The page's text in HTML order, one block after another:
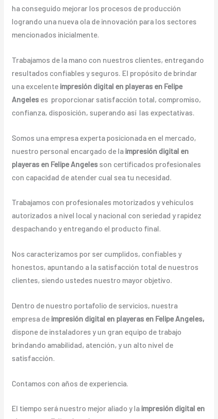
ha conseguido mejorar los procesos de producción
logrando una nueva ola de innovación para los sectores
mencionados inicialmente.
Trabajamos de la mano con nuestros clientes, entregando
resultados confiables y seguros. El propósito de brindar
una excelente impresión digital en playeras en Felipe
Angeles es proporcionar satisfacción total, compromiso,
confianza, disposición, superando así las expectativas.
Somos una empresa experta posicionada en el mercado,
nuestro personal encargado de la impresión digital en
playeras en Felipe Angelesson certificados profesionales
con capacidad de atender cual sea tu necesidad.
Trabajamos con profesionales motorizados y vehículos
autorizados a nivel local y nacional con seriedad y rapidez
despachando y entregando el producto final.
Nos caracterizamos por ser cumplidos, confiables y
honestos, apuntando a la satisfacción total de nuestros
clientes, siendo ustedes nuestro mayor objetivo.
Dentro de nuestro portafolio de servicios, nuestra
empresa de impresión digital en playeras en Felipe Angeles,
dispone de instaladores y un gran equipo de trabajo
brindando amabilidad, atención, y un alto nivel de
satisfacción.
Contamos con años de experiencia.
El tiempo será nuestro mejor aliado y la impresión digital en